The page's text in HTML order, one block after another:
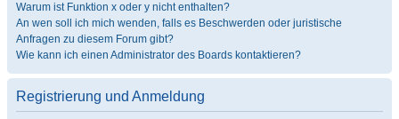
Warum ist Funktion x oder y nicht enthalten?
An wen soll ich mich wenden, falls es Beschwerden oder juristische
Anfragen zu diesem Forum gibt?
Wie kann ich einen Administrator des Boards kontaktieren?
Registrierung und Anmeldung